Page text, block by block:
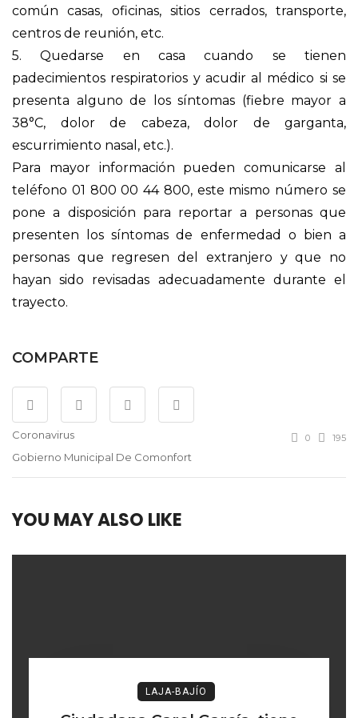
común casas, oficinas, sitios cerrados, transporte,
centros de reunión, etc.
5. Quedarse en casa cuando se tienen
padecimientos respiratorios y acudir al médico si se
presenta alguno de los síntomas (fiebre mayor a
38°C, dolor de cabeza, dolor de garganta,
escurrimiento nasal, etc.).
Para mayor información pueden comunicarse al
teléfono 01 800 00 44 800, este mismo número se
pone a disposición para reportar a personas que
presenten los síntomas de enfermedad o bien a
personas que regresen del extranjero y que no
hayan sido revisadas adecuadamente durante el
trayecto.
COMPARTE
Coronavirus
Gobierno Municipal De Comonfort
0 195
YOU MAY ALSO LIKE
LAJA-BAJÍO